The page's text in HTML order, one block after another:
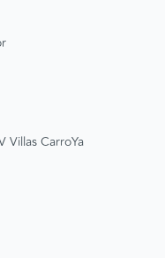
Villas CarroYa